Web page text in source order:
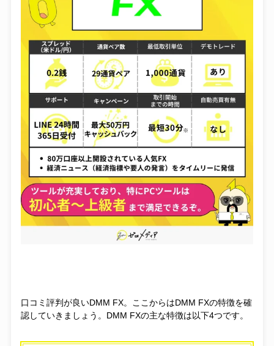
口コミ評判が良いDMM FX。ここからはDMM FXの特徴を確
認していきましょう。DMM FXの主な特徴は以下4つです。